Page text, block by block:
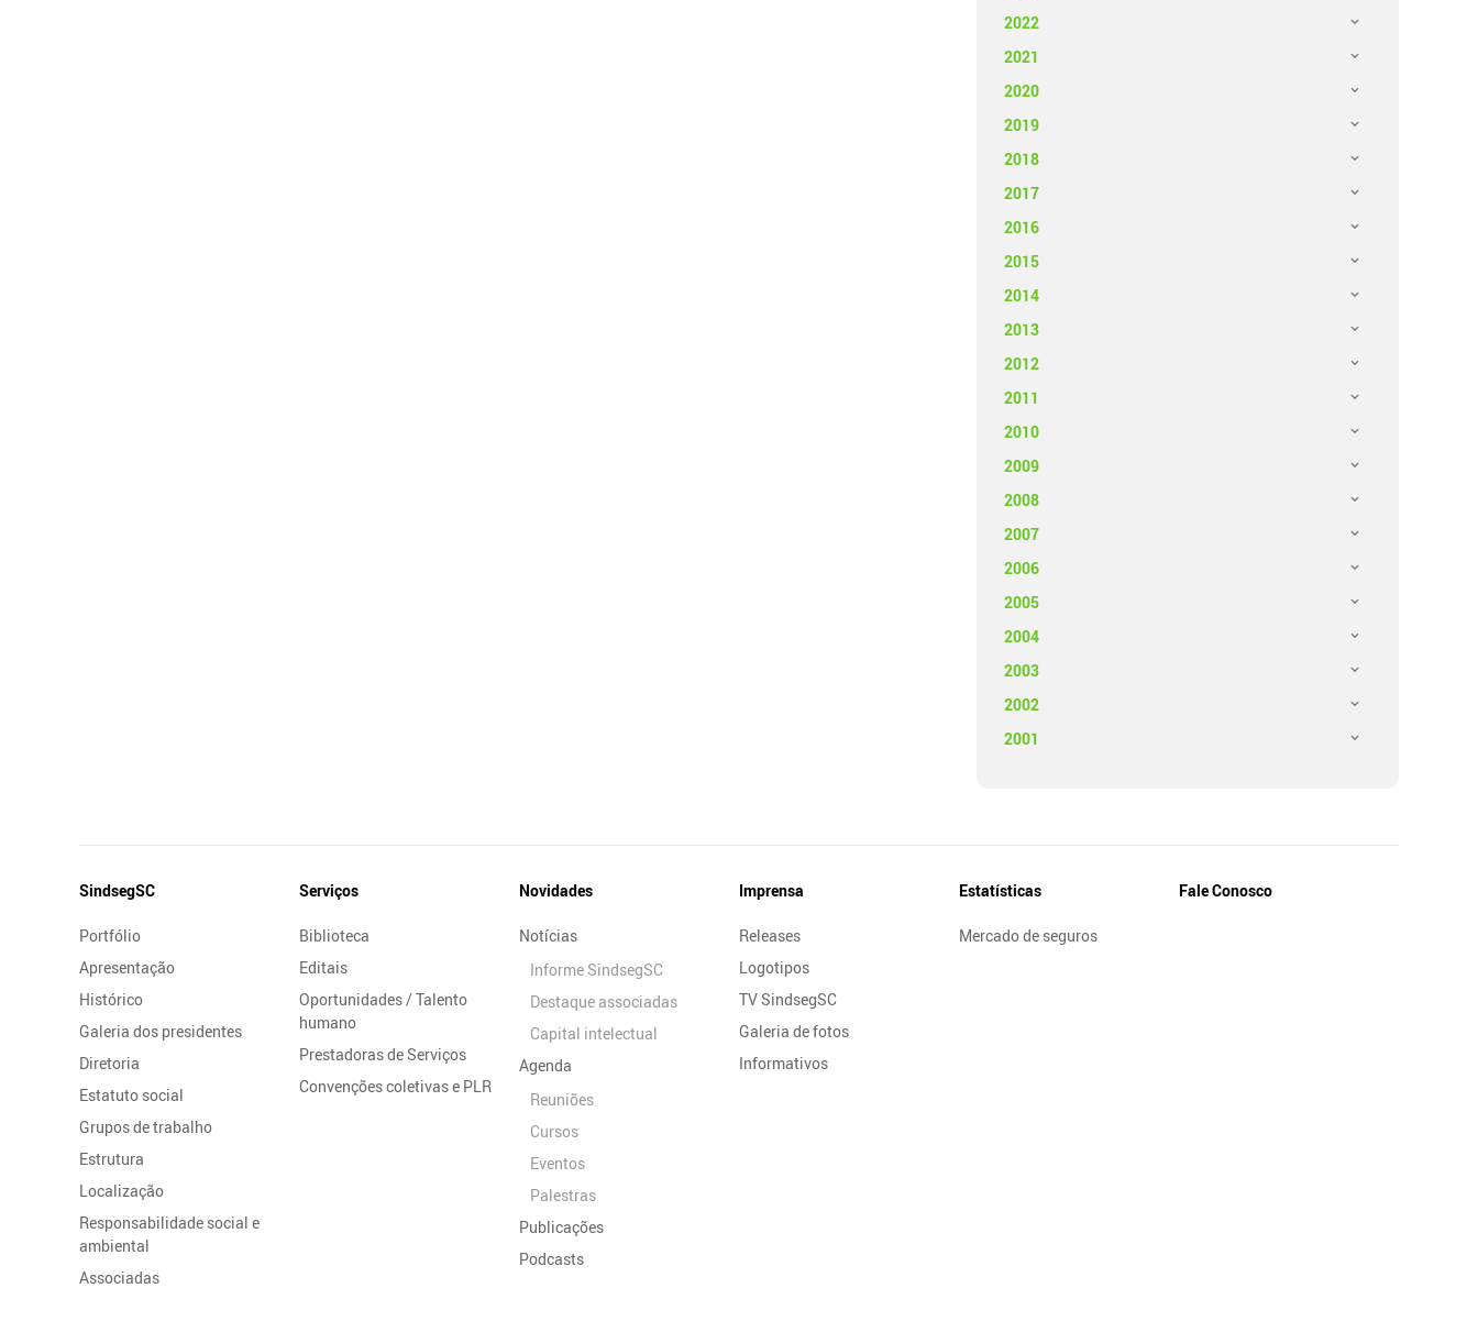
2022
2021
2020
2019
2018
2017
2016
2015
2014
2013
2012
2011
2010
2009
2008
2007
2006
2005
2004
2003
2002
2001
Mapa
Site
SindsegSC
Portfólio
Apresentação
Histórico
Galeria dos presidentes
Diretoria
Estatuto social
Grupos de trabalho
Estrutura
Localização
Responsabilidade social e
ambiental
Associadas
Serviços
Biblioteca
Editais
Oportunidades / Talento
humano
Prestadoras de Serviços
Convenções coletivas e PLR
Novidades
Notícias
Informe SindsegSC
Destaque associadas
Capital intelectual
Agenda
Reuniões
Cursos
Eventos
Palestras
Publicações
Podcasts
Imprensa
Releases
Logotipos
TV SindsegSC
Galeria de fotos
Informativos
Estatísticas
Mercado de seguros
Fale Conosco